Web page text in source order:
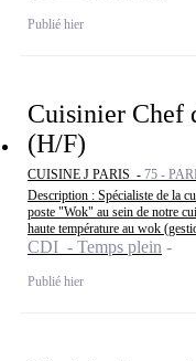
Publié hier
Cuisinier Chef
(H/F)
CUISINE J PARIS - 75 -
Description : Spécialiste de la
poste "Wok" au sein de notre
haute température au wok
CDI - Temps plein
Publié hier